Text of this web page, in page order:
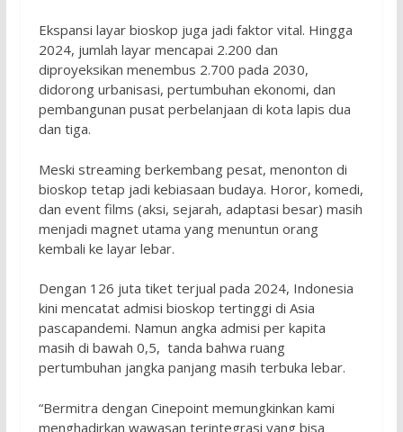
Ekspansi layar bioskop juga jadi faktor vital. Hingga
2024, jumlah layar mencapai 2.200 dan
diproyeksikan menembus 2.700 pada 2030,
didorong urbanisasi, pertumbuhan ekonomi, dan
pembangunan pusat perbelanjaan di kota lapis dua
dan tiga.
Meski streaming berkembang pesat, menonton di
bioskop tetap jadi kebiasaan budaya. Horor, komedi,
dan event films (aksi, sejarah, adaptasi besar) masih
menjadi magnet utama yang menuntun orang
kembali ke layar lebar.
Dengan 126 juta tiket terjual pada 2024, Indonesia
kini mencatat admisi bioskop tertinggi di Asia
pascapandemi. Namun angka admisi per kapita
masih di bawah 0,5, tanda bahwa ruang
pertumbuhan jangka panjang masih terbuka lebar.
“Bermitra dengan Cinepoint memungkinkan kami
menghadirkan wawasan terintegrasi yang bisa